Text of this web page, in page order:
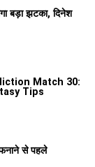
बड़ा झटका, दिनेश
Match 30:
Tips
से पहले